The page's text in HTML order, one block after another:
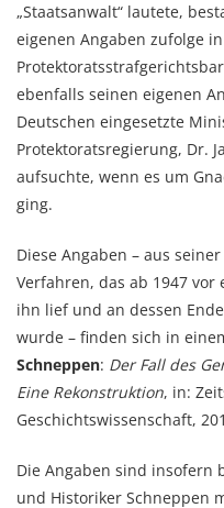
„Staatsanwalt“ lautete,
eigenen Angaben zufolge
ebenfalls seinen eigenen
Deutschen eingesetzte
Protektoratsregierung, Dr.
aufsuchte, wenn es um
ging.
Diese Angaben – aus
Verfahren, das ab 1947 vor
ihn lief und an dessen
wurde – finden sich in
Schneppen: Der Fall des
Eine Rekonstruktion, in:
Geschichtswissenschaft,
Die Angaben sind insofern
und Historiker Schneppen